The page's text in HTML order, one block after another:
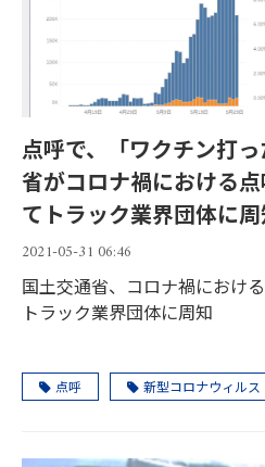
点呼で、「ワクチン打
省がコロナ禍における
てトラック業界団体に
2021-05-31 06:46
国土交通省、コロナ禍におけ
トラック業界団体に周知
点呼 新型コロナウィルス